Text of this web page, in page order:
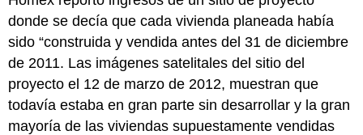
donde se decía que cada vivienda planeada había
sido “construida y vendida antes del 31 de diciembre
de 2011. Las imágenes satelitales del sitio del
proyecto el 12 de marzo de 2012, muestran que
todavía estaba en gran parte sin desarrollar y la gran
mayoría de las viviendas supuestamente vendidas